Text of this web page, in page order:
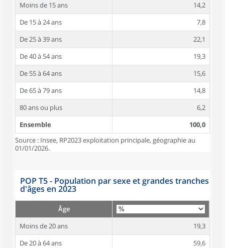
Moins de 15 ans
14,2
De 15 à 24 ans
7,8
De 25 à 39 ans
22,1
De 40 à 54 ans
19,3
De 55 à 64 ans
15,6
De 65 à 79 ans
14,8
80 ans ou plus
6,2
Ensemble
100,0
Source : Insee, RP2023 exploitation principale, géographie au
01/01/2026.
POP T5 - Population par sexe et grandes tranches
d'âges en 2023
Âge
Moins de 20 ans
19,3
De 20 à 64 ans
59,6